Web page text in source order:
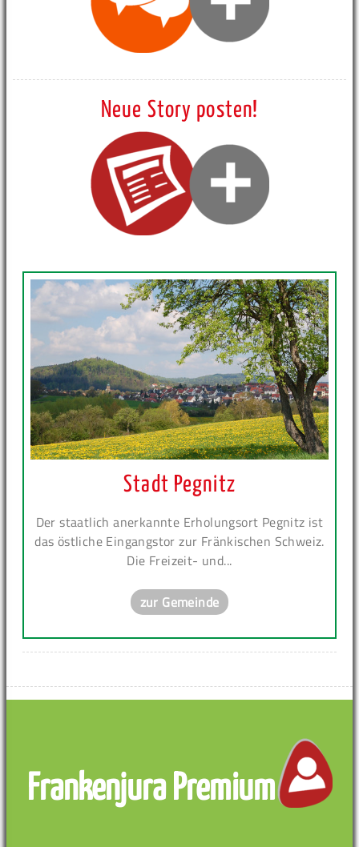
Neue Story posten!
Stadt Pegnitz
Der staatlich anerkannte Erholungsort Pegnitz ist
das östliche Eingangstor zur Fränkischen Schweiz.
Die Freizeit- und...
zur Gemeinde
Frankenjura Premium